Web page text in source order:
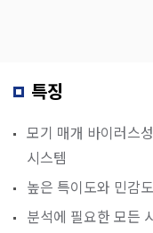
특징
모기 매개 바이러스
시스템
높은 특이도와 민감도
분석에 필요한 모든